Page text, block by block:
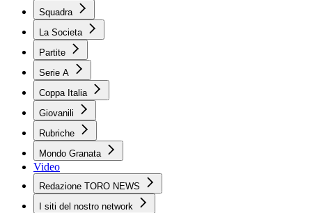
Squadra
La Societa
Partite
Serie A
Coppa Italia
Giovanili
Rubriche
Mondo Granata
Video
Redazione TORO NEWS
I siti del nostro network